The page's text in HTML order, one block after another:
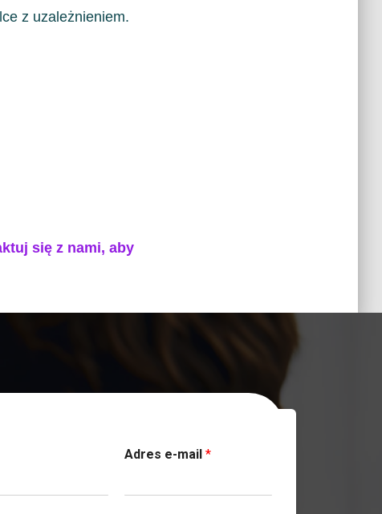
z uzależnieniem.
się z nami, aby
Adres e-mail*